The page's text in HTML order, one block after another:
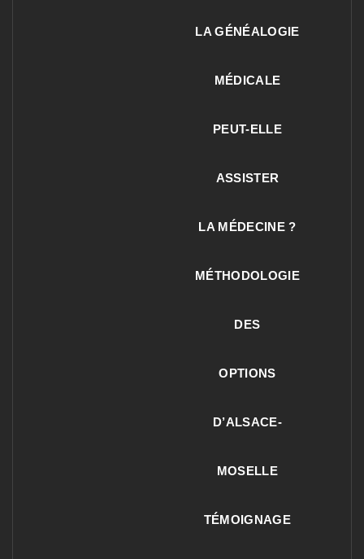
LA GÉNÉALOGIE
MÉDICALE
PEUT-ELLE
ASSISTER
LA MÉDECINE ?
MÉTHODOLOGIE
DES
OPTIONS
D’ALSACE-
MOSELLE
TÉMOIGNAGE